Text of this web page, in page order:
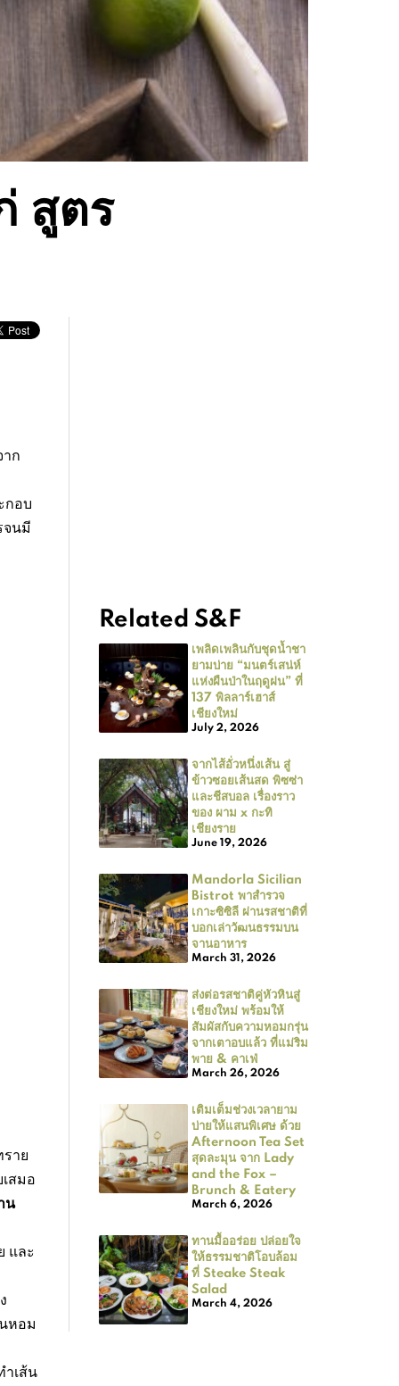
สูตร
ก
กอบ
จนมี
าย
สมอ
น
และ
หอม
ำเส้น
Related S&F
เพลิดเพลินกับชุดน้ำชา
ยามบ่าย “มนตร์เสน่ห์
แห่งผืนป่าในฤดูฝน” ที่
137 พิลลาร์เฮาส์
เชียงใหม่
July 2, 2026
จากไส้อั่วหนึ่งเส้น สู่
ข้าวซอยเส้นสด พิซซ่า
และชีสบอล เรื่องราว
ของ ผาม x กะทิ
เชียงราย
June 19, 2026
Mandorla Sicilian
Bistrot พาสำรวจ
เกาะซิซิลี ผ่านรสชาติที่
บอกเล่าวัฒนธรรมบน
จานอาหาร
March 31, 2026
ส่งต่อรสชาติคู่หัวหินสู่
เชียงใหม่ พร้อมให้
สัมผัสกับความหอมกรุ่น
จากเตาอบแล้ว ที่แม่ริม
พาย & คาเฟ่
March 26, 2026
เติมเต็มช่วงเวลายาม
บ่ายให้แสนพิเศษ ด้วย
Afternoon Tea Set
สุดละมุน จาก Lady
and the Fox –
Brunch & Eatery
March 6, 2026
ทานมื้ออร่อย ปล่อยใจ
ให้ธรรมชาติโอบล้อม
ที่ Steake Steak
Salad
March 4, 2026